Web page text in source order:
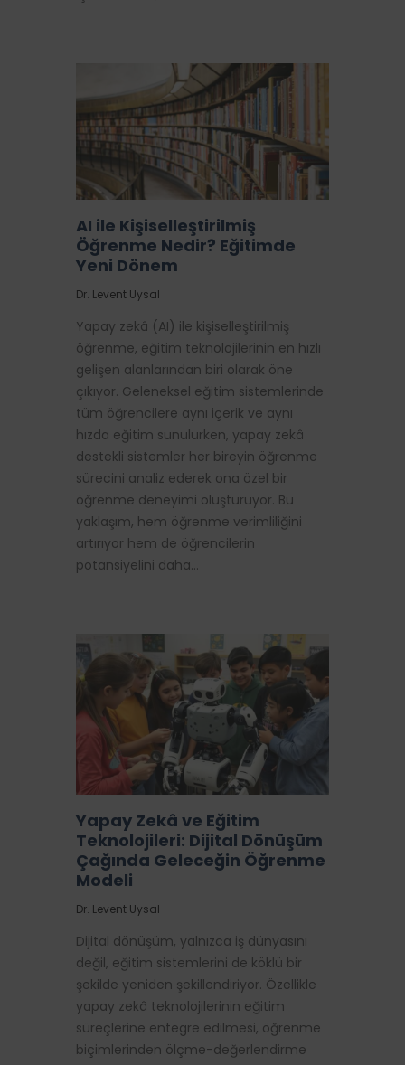
AI ile Kişiselleştirilmiş
Öğrenme Nedir? Eğitimde
Yeni Dönem
Dr. Levent Uysal
Yapay zekâ (AI) ile kişiselleştirilmiş
öğrenme, eğitim teknolojilerinin en hızlı
gelişen alanlarından biri olarak öne
çıkıyor. Geleneksel eğitim sistemlerinde
tüm öğrencilere aynı içerik ve aynı
hızda eğitim sunulurken, yapay zekâ
destekli sistemler her bireyin öğrenme
sürecini analiz ederek ona özel bir
öğrenme deneyimi oluşturuyor. Bu
yaklaşım, hem öğrenme verimliliğini
artırıyor hem de öğrencilerin
potansiyelini daha…
Yapay Zekâ ve Eğitim
Teknolojileri: Dijital Dönüşüm
Çağında Geleceğin Öğrenme
Modeli
Dr. Levent Uysal
Dijital dönüşüm, yalnızca iş dünyasını
değil, eğitim sistemlerini de köklü bir
şekilde yeniden şekillendiriyor. Özellikle
yapay zekâ teknolojilerinin eğitim
süreçlerine entegre edilmesi, öğrenme
biçimlerinden ölçme-değerlendirme